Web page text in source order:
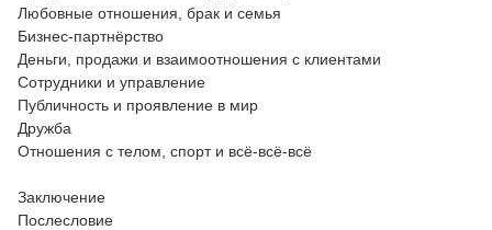
Любовные отношения, брак и семья
Бизнес-партнёрство
Деньги, продажи и взаимоотношения с клиентами
Сотрудники и управление
Публичность и проявление в мир
Дружба
Отношения с телом, спорт и всё-всё-всё
Заключение
Послесловие